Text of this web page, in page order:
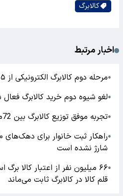
کالابرگ
اخبار مرتبط
●مرحله دوم کالابرگ الکترونیکی از ۱۵ بهمن آغاز می‌شود
●لغو شیوه دوم خرید کالابرگ
●تجربه موفق توزیع‌ کالابرگ بین 72میلیون نفر در 15 روز
●
شارژ نشده است
●
قلم کالا در کالابرگ ثابت می‌ماند